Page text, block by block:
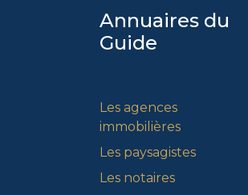
Annuaires du
Guide
Les agences
immobilières
Les paysagistes
Les notaires